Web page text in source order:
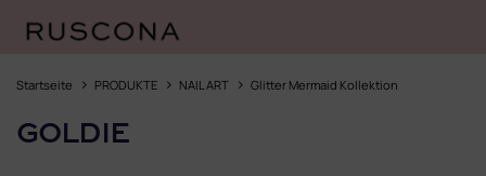
InhaltStartseite PRODUKTE NAIL ART Glitter Mermaid Kollektion
GOLDIE